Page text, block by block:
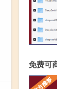
免费可